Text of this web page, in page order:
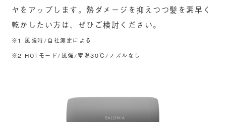
ヤをアップします。熱ダメージを抑えつつ髪を素早く
乾かしたい方は、ぜひご検討ください。
※1 風強時/自社測定による
※2 HOTモード/風強/室温30℃/ノズルなし